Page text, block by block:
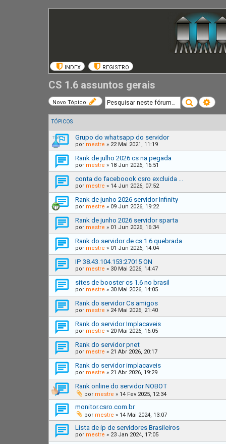
INDEX REGISTRO
CS 1.6 assuntos gerais
Novo Tópico Pesquisar
TÓPICOS
Grupo do whatsapp do servidor
por mestre » 22 Mai 2021, 11:19
Rank de julho 2026 cs na pegada
por mestre » 18 Jun 2026, 16:51
conta do faceboook csro excluida ...
por mestre » 14 Jun 2026, 07:52
Rank de junho 2026 servidor Infinity
por mestre » 09 Jun 2026, 19:22
Rank de junho 2026 servidor sparta
por mestre » 01 Jun 2026, 16:34
Rank do servidor de cs 1.6 quebrada
por mestre » 01 Jun 2026, 14:04
IP 38.43.104.153:27015 ON
por mestre » 30 Mai 2026, 14:47
sites de booster cs 1.6 no brasil
por mestre » 30 Mai 2026, 14:05
Rank do servidor Cs amigos
por mestre » 24 Mai 2026, 21:40
Rank do servidor Implacaveis
por mestre » 20 Mai 2026, 16:05
Rank do servidor pnet
por mestre » 21 Abr 2026, 20:17
Rank do servidor implacaveis
por mestre » 21 Abr 2026, 19:29
Rank online do servidor NOBOT
por mestre » 14 Fev 2025, 12:34
monitor.csro.com.br
por mestre » 14 Mai 2024, 13:07
Lista de ip de servidores Brasileiros
por mestre » 23 Jan 2024, 17:05